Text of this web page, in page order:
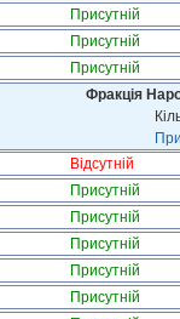
Присутній
Присутній
Присутній
Фракція
Відсутній
Присутній
Присутній
Присутній
Присутній
Присутній